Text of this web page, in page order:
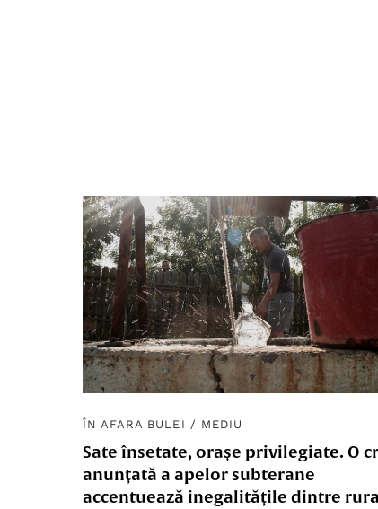
ÎN AFARA BULEI / MEDIU
Sate însetate, orașe privilegiate. O
anunțată a apelor subterane
accentuează inegalitățile dintre